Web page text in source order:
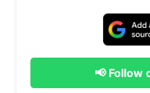
📢 Follow